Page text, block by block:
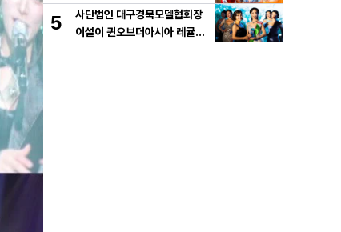
에서 개최
5
사단법인 대구경북모델협회장
이설이 퀸오브더아시아 레귤러